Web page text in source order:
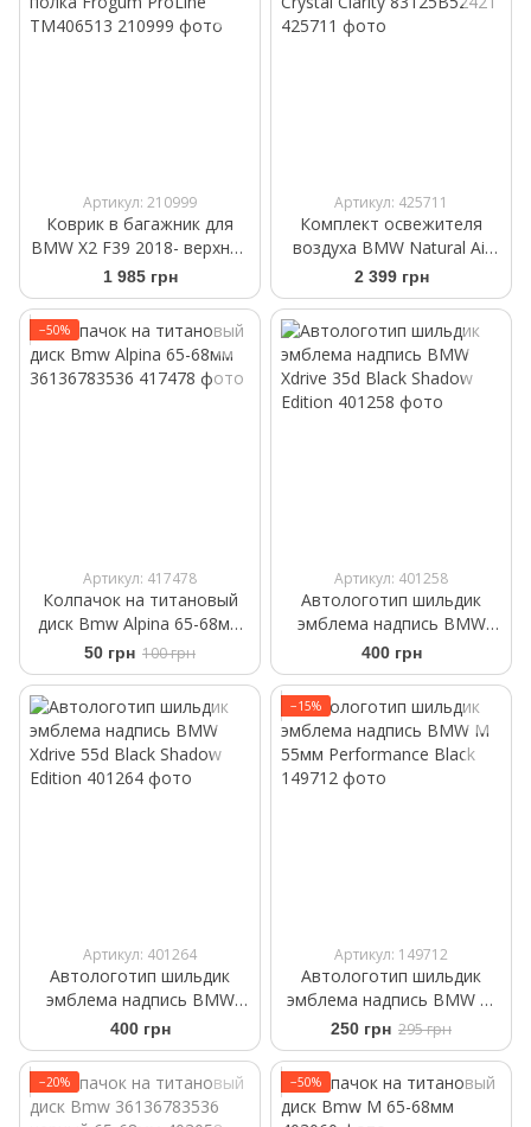
Артикул: 210999
Коврик в багажник для
BMW X2 F39 2018- верхняя
полка Frogum ProLine
TM406513
1 985 грн
Артикул: 425711
Комплект освежителя
воздуха BMW Natural Air
Crystal Clarity 83125B52421
2 399 грн
−50%
Артикул: 417478
Колпачок на титановый
диск Bmw Alpina 65-68мм
36136783536
50 грн 100 грн
Артикул: 401258
Автологотип шильдик
эмблема надпись BMW
Xdrive 35d Black Shadow
Edition
400 грн
Артикул: 401264
Автологотип шильдик
эмблема надпись BMW
Xdrive 55d Black Shadow
Edition
400 грн
−15%
Артикул: 149712
Автологотип шильдик
эмблема надпись BMW M
55мм Performance Black
250 грн 295 грн
−20% −50%